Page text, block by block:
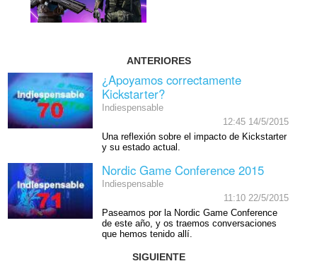
ANTERIORES
¿Apoyamos correctamente
Kickstarter?
Indiespensable
12:45 14/5/2015
Una reflexión sobre el impacto de Kickstarter
y su estado actual.
Nordic Game Conference 2015
Indiespensable
11:10 22/5/2015
Paseamos por la Nordic Game Conference
de este año, y os traemos conversaciones
que hemos tenido allí.
SIGUIENTE